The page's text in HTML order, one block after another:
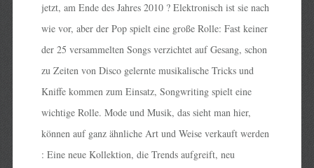
jetzt, am Ende des Jahres 2010 ? Elektronisch ist sie nach
wie vor, aber der Pop spielt eine große Rolle: Fast keiner
der 25 versammelten Songs verzichtet auf Gesang, schon
zu Zeiten von Disco gelernte musikalische Tricks und
Kniffe kommen zum Einsatz, Songwriting spielt eine
wichtige Rolle. Mode und Musik, das sieht man hier,
können auf ganz ähnliche Art und Weise verkauft werden
: Eine neue Kollektion, die Trends aufgreift, neu